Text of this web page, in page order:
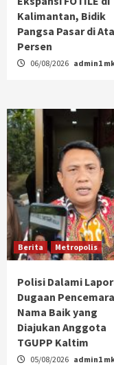
Kalimantan, Bidik
Pangsa Pasar di
Persen
06/08/2026 admin1
Berita Metropolis
Polisi Dalami
Dugaan
Nama Baik yang
Diajukan Anggota
TGUPP Kaltim
05/08/2026 admin1